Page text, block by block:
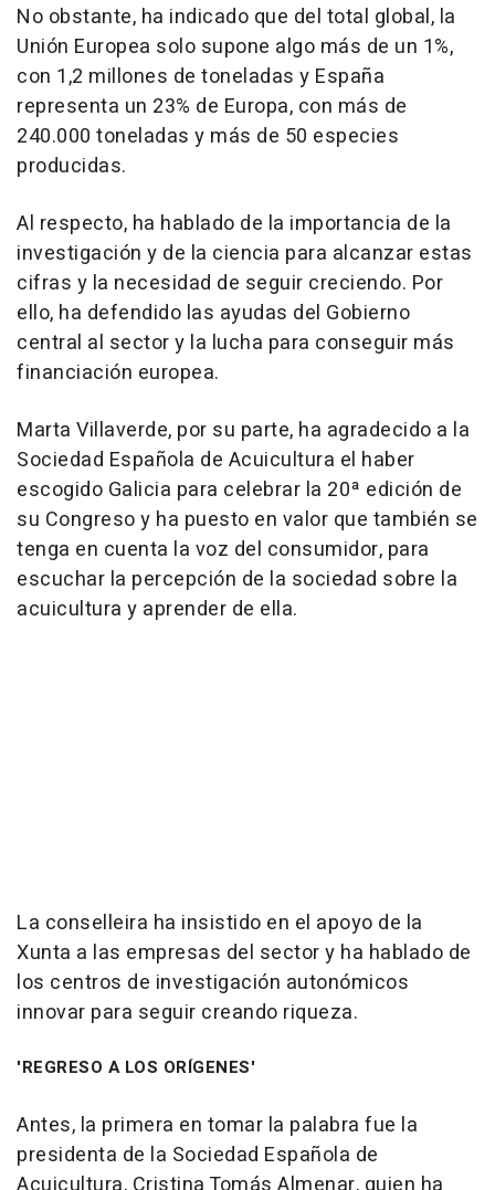
No obstante, ha indicado que del total global, la
Unión Europea solo supone algo más de un 1%,
con 1,2 millones de toneladas y España
representa un 23% de Europa, con más de
240.000 toneladas y más de 50 especies
producidas.
Al respecto, ha hablado de la importancia de la
investigación y de la ciencia para alcanzar estas
cifras y la necesidad de seguir creciendo. Por
ello, ha defendido las ayudas del Gobierno
central al sector y la lucha para conseguir más
financiación europea.
Marta Villaverde, por su parte, ha agradecido a la
Sociedad Española de Acuicultura el haber
escogido Galicia para celebrar la 20ª edición de
su Congreso y ha puesto en valor que también se
tenga en cuenta la voz del consumidor, para
escuchar la percepción de la sociedad sobre la
acuicultura y aprender de ella.
La conselleira ha insistido en el apoyo de la
Xunta a las empresas del sector y ha hablado de
los centros de investigación autonómicos
innovar para seguir creando riqueza.
'REGRESO A LOS ORÍGENES'
Antes, la primera en tomar la palabra fue la
presidenta de la Sociedad Española de